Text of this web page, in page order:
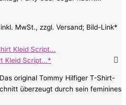
MwSt., zzgl. Versand; Bild-Link*
Kleid Script...*
original Tommy Hilfiger T-Shirt-
überzeugt durch sein feminines